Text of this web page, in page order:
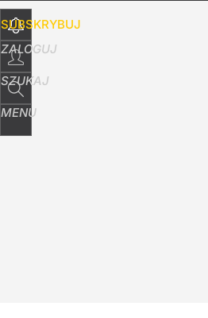
SUBSKRYBUJ
ZALOGUJ
SZUKAJ
MENU